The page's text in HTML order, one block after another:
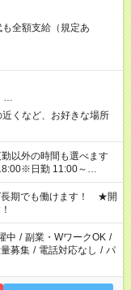
全額支給（規定あ
…
くなど、お好きな場所
以外の時間も選べます
日勤 11:00～
設もあるので、ご希望が
地により実働時間が異
な場合も遠慮なくご相談
長期でも働けます！ ★開
中 / 副業・WワークOK /
募集 / 電話対応なし / パ